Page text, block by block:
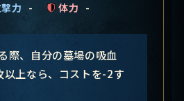
力 - 体力 -
際、自分の墓場の吸血
以上なら、コストを-2す